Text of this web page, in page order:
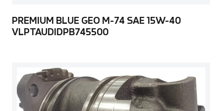
PREMIUM BLUE GEO M-74 SAE 15W-40
VLPTAUDIDPB745500